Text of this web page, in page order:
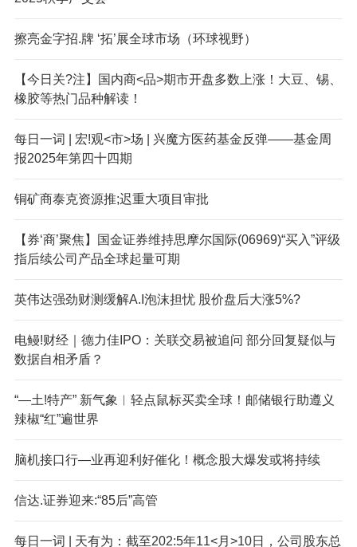
擦亮金字招.牌 ‘拓’展全球市场（环球视野）
【今日关?注】国内商<品>期市开盘多数上涨！大豆、锡、
橡胶等热门品种解读！
每日一词 | 宏!观<市>场 | 兴魔方医药基金反弹——基金周
报2025年第四十四期
铜矿商泰克资源推;迟重大项目审批
【券‘商’聚焦】国金证券维持思摩尔国际(06969)“买入”评级
指后续公司产品全球起量可期
英伟达强劲财测缓解A.I泡沫担忧 股价盘后大涨5%?
电鳗!财经｜德力佳IPO：关联交易被追问 部分回复疑似与
数据自相矛盾？
“—土!特产” 新气象︱轻点鼠标买卖全球！邮储银行助遵义
辣椒“红”遍世界
脑机接口行—业再迎利好催化！概念股大爆发或将持续
信达.证券迎来:“85后”高管
每日一词 | 天有为：截至202:5年11<月>10日，公司股东总